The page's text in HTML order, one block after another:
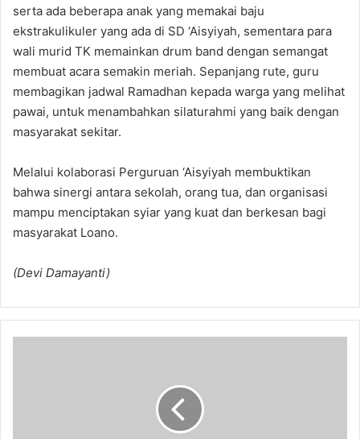
serta ada beberapa anak yang memakai baju
ekstrakulikuler yang ada di SD ‘Aisyiyah, sementara para
wali murid TK memainkan drum band dengan semangat
membuat acara semakin meriah. Sepanjang rute, guru
membagikan jadwal Ramadhan kepada warga yang melihat
pawai, untuk menambahkan silaturahmi yang baik dengan
masyarakat sekitar.
Melalui kolaborasi Perguruan ‘Aisyiyah membuktikan
bahwa sinergi antara sekolah, orang tua, dan organisasi
mampu menciptakan syiar yang kuat dan berkesan bagi
masyarakat Loano.
(Devi Damayanti)